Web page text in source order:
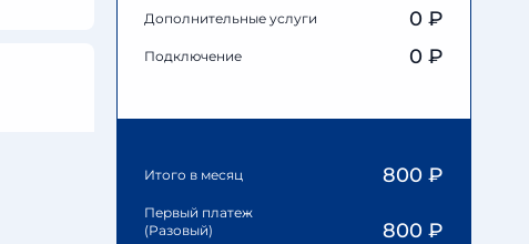
Дополнительные услуги 0 ₽
Подключение 0 ₽
Итого в месяц 800 ₽
Первый платеж
(Разовый)
800 ₽